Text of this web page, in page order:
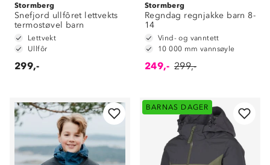
Stormberg
Snefjord ullfôret lettvekts
termostøvel barn
Lettvekt
Ullfôr
299,-
Stormberg
Regndag regnjakke barn 8-
14
Vind- og vanntett
10 000 mm vannsøyle
249,- 299,-
BARNAS DAGER